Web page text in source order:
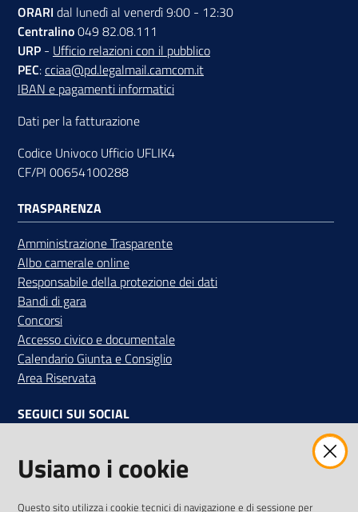
Sala
Stampa
su
ORARI dal lunedì al venerdì 9:00 - 12:30
Centralino049 82.08.111
URP - Ufficio relazioni con il pubblico
PEC:cciaa@pd.legalmail.camcom.it
IBAN e pagamenti informatici
Dati per la fatturazione
Codice Univoco Ufficio UFLIK4
CF/PI 00654100288
TRASPARENZA
Amministrazione Trasparente
Albo camerale online
Responsabile della protezione dei dati
Bandi di gara
Concorsi
Accesso civico e documentale
Calendario Giunta e Consiglio
Area Riservata
SEGUICI SUI SOCIAL
Usiamo i cookie
Questo sito utilizza i cookie tecnici di navigazione e di sessione per